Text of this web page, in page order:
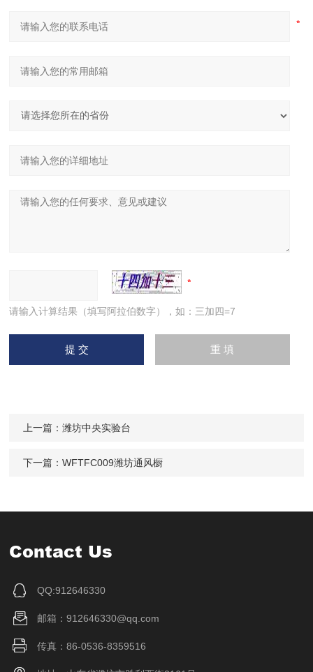
请输入计算结果（填写阿拉伯数字），如：三加四=7
上一篇：潍坊中央实验台
下一篇：WFTFC009潍坊通风橱
Contact Us
QQ:912646330
邮箱：912646330@qq.com
传真：86-0536-8359516